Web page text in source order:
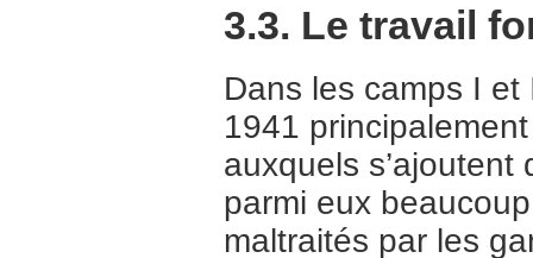
3.3. Le travail
Dans les camps I et
1941
auxquels
parmi eux
maltraités par les